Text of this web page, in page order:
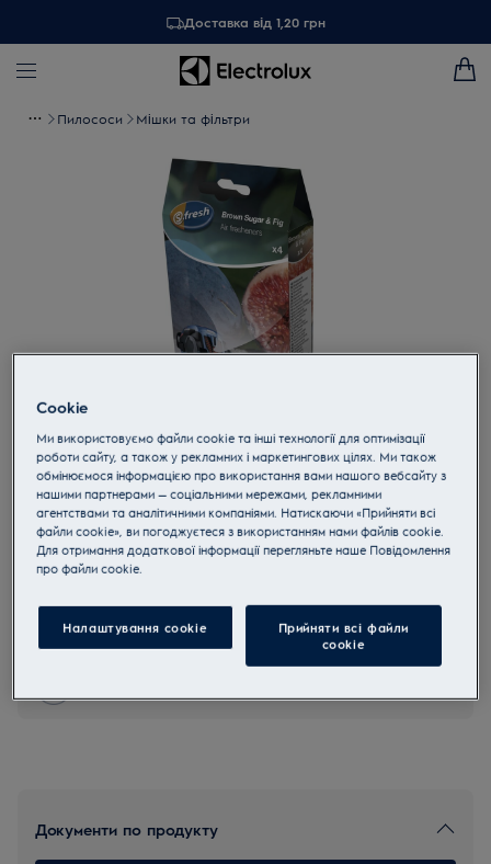
Доставка від 1,20 грн
Пилососи Мішки та фільтри
ESFI
Ароматизатор для пилососів з
запахом інжиру
Документи по продукту
Cookie
Ми використовуємо файли cookie та інші технології для оптимізації
роботи сайту, а також у рекламних і маркетингових цілях. Ми також
обмінюємося інформацією про використання вами нашого вебсайту з
нашими партнерами — соціальними мережами, рекламними
агентствами та аналітичними компаніями. Натискаючи «Прийняти всі
файли cookie», ви погоджуєтеся з використанням нами файлів cookie.
Для отримання додаткової інформації перегляньте наше Пoвідомлення
прo файли cookie.
Налаштування cookie
Прийняти всі файли
сookie